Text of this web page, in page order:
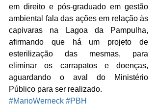
em direito e pós-graduado em gestão
ambiental fala das ações em relação às
capivaras na Lagoa da Pampulha,
afirmando que há um projeto de
esterilização das mesmas, para
eliminar os carrapatos e doenças,
aguardando o aval do Ministério
Público para ser realizado.
#MarioWerneck #PBH